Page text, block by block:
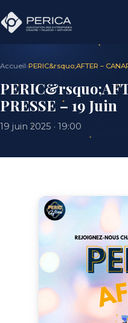
Accueil›PERIC&rsquo;AFTER –
PRESSE – 19 Juin
19 juin 2025 · 19:00